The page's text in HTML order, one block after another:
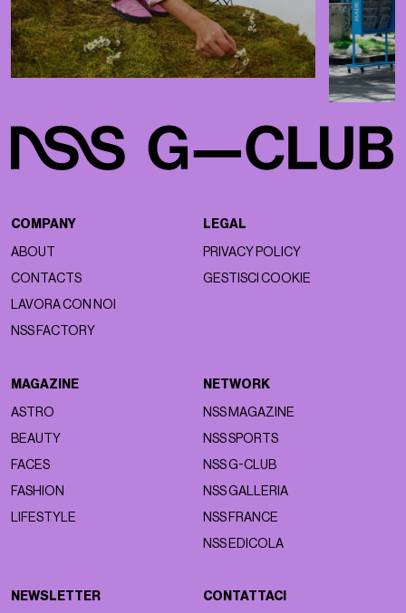
COMPANY
ABOUT
CONTACTS
LAVORA CON NOI
NSS FACTORY
LEGAL
PRIVACY POLICY
GESTISCI COOKIE
MAGAZINE
ASTRO
BEAUTY
FACES
FASHION
LIFESTYLE
NETWORK
NSS MAGAZINE
NSS SPORTS
NSS G-CLUB
NSS GALLERIA
NSS FRANCE
NSS EDICOLA
NEWSLETTER CONTATTACI